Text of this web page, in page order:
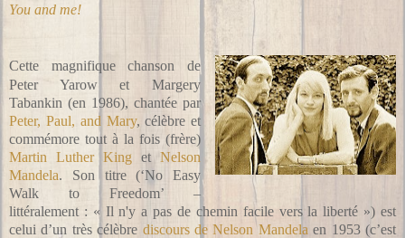
You and me!
Cette magnifique chanson de
Peter Yarow et Margery
Tabankin (en 1986), chantée par
Peter, Paul, and Mary, célèbre et
commémore tout à la fois (frère)
Martin Luther King etNelson
Mandela. Son titre (‘No Easy
Walk to Freedom’ –
littéralement : « Il n'y a pas de chemin facile vers la liberté ») est
celui d’un très célèbre discours de Nelson Mandela en 1953 (c’est